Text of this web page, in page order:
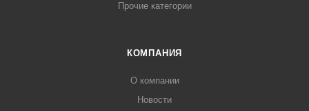
Прочие категории
КОМПАНИЯ
О компании
Новости